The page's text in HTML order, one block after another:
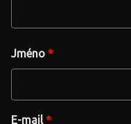
Jméno *
E-mail*